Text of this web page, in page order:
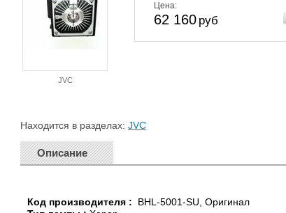
JVC
Цена:
62 160 руб
Находится в разделах: JVC
Описание
Код производителя : BHL-5001-SU, Оригинал